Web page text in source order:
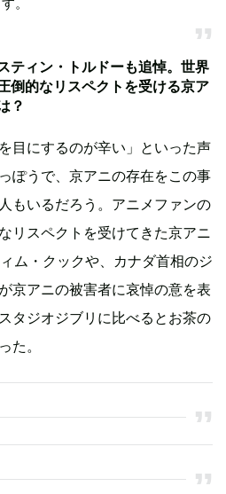
。
ティン・トルドーも追悼。世界
倒的なリスペクトを受ける京ア
？
目にするのが辛い」といった声
ぽうで、京アニの存在をこの事
もいるだろう。アニメファンの
リスペクトを受けてきた京アニ
ム・クックや、カナダ首相のジ
京アニの被害者に哀悼の意を表
タジオジブリに比べるとお茶の
た。